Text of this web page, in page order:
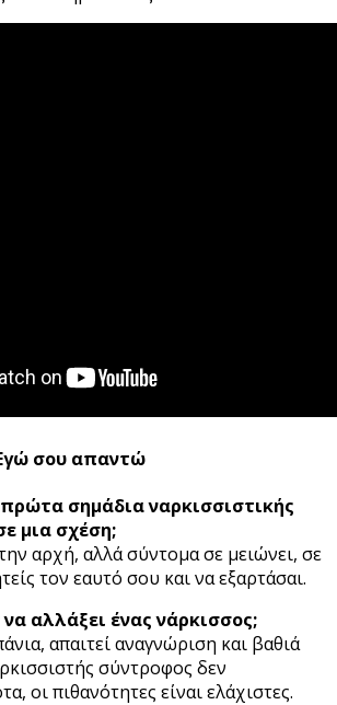
σου απαντώ
πρώτα σημάδια ναρκισσιστικής
μια σχέση;
αρχή, αλλά σύντομα σε μειώνει, σε
τον εαυτό σου και να εξαρτάσαι.
να αλλάξει ένας νάρκισσος;
απαιτεί αναγνώριση και βαθιά
σύντροφος δεν
οι πιθανότητες είναι ελάχιστες.